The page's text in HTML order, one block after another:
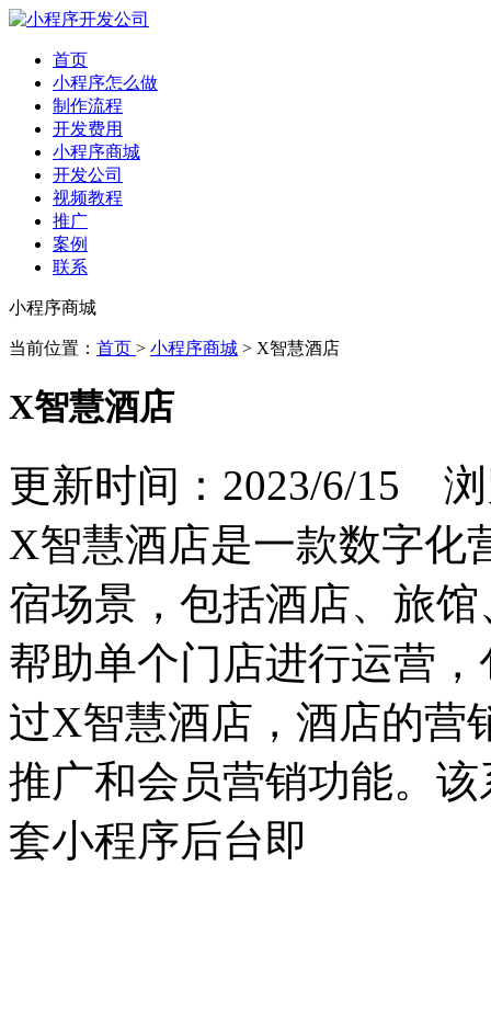
首页
小程序怎么做
制作流程
开发费用
小程序商城
开发公司
视频教程
推广
案例
联系
小程序商城
当前位置： 首页 > 小程序商城 > X智慧酒店
X智慧酒店
更新时间：2023/6/15
X智慧酒店是一款数字化
宿场景，包括酒店、旅
帮助单个门店进行运营
过X智慧酒店，酒店的营
推广和会员营销功能。
套小程序后台即